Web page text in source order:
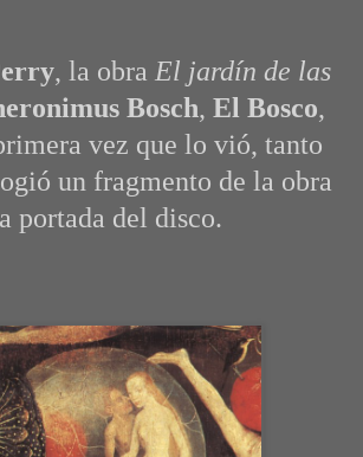
, la obra El jardín de las
Bosch, El Bosco,
vez que lo vió, tanto
un fragmento de la obra
portada del disco.